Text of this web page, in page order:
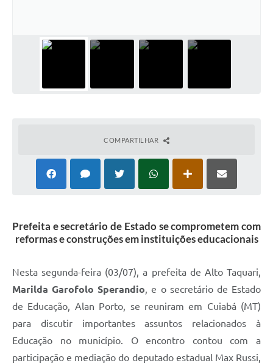
COMPARTILHAR
Prefeita e secretário de Estado se comprometem com
reformas e construções em instituições educacionais
Nesta segunda-feira (03/07), a prefeita de Alto Taquari,
Marilda Garofolo Sperandio , e o secretário de Estado
de Educação, Alan Porto, se reuniram em Cuiabá (MT)
para discutir importantes assuntos relacionados à
Educação no município. O encontro contou com a
participação e mediação do deputado estadual Max Russi,